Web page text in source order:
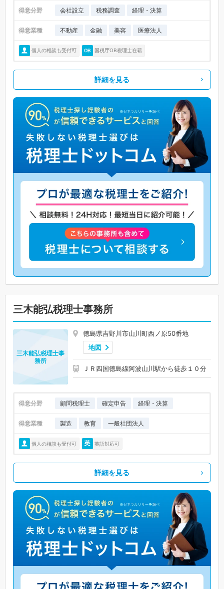
得意分野 会社設立 税務調査 経理・決算
得意業種 不動産 金融 美容 医療法人
個人の相談も受付可 国税庁OB税理士在籍
詳細を見る
三木能弘税理士事務所
徳島県吉野川市山川町西ノ原50番地
地図
ＪＲ四国徳島線阿波山川駅から徒歩１０分
三木能弘税理士事
務所
得意分野 顧問税理士 確定申告 経理・決算
得意業種 製造 教育 一般社団法人
個人の相談も受付可 英語対応可
詳細を見る